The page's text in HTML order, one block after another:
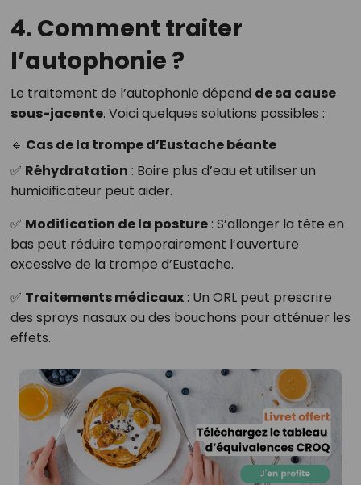
4. Comment traiter
l’autophonie ?
Le traitement de l’autophonie dépend de sa cause
sous-jacente. Voici quelques solutions possibles :
🔹 Cas de la trompe d’Eustache béante
✅ Réhydratation : Boire plus d’eau et utiliser un
humidificateur peut aider.
✅ Modification de la posture: S’allonger la tête en
bas peut réduire temporairement l’ouverture
excessive de la trompe d’Eustache.
✅ Traitements médicaux: Un ORL peut prescrire
des sprays nasaux ou des bouchons pour atténuer les
effets.